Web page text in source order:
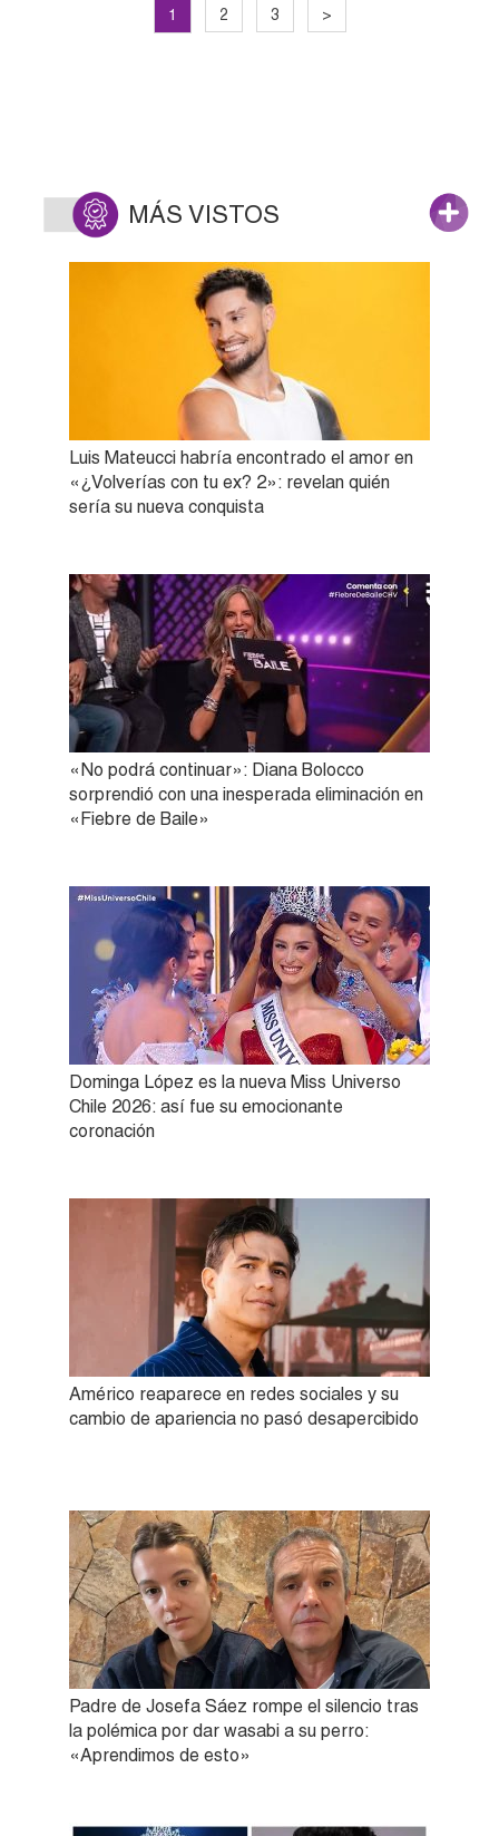
1 2 3 >
MÁS VISTOS
Luis Mateucci habría encontrado el amor en
«¿Volverías con tu ex? 2»: revelan quién
sería su nueva conquista
«No podrá continuar»: Diana Bolocco
sorprendió con una inesperada eliminación en
«Fiebre de Baile»
Dominga López es la nueva Miss Universo
Chile 2026: así fue su emocionante
coronación
Américo reaparece en redes sociales y su
cambio de apariencia no pasó desapercibido
Padre de Josefa Sáez rompe el silencio tras
la polémica por dar wasabi a su perro:
«Aprendimos de esto»